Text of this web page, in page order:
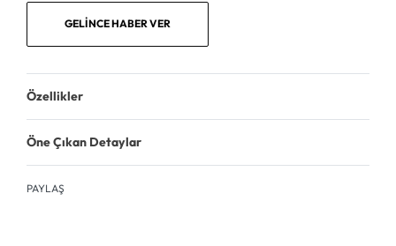
GELINCE HABER VER
Özellikler
Öne Çıkan Detaylar
PAYLAŞ